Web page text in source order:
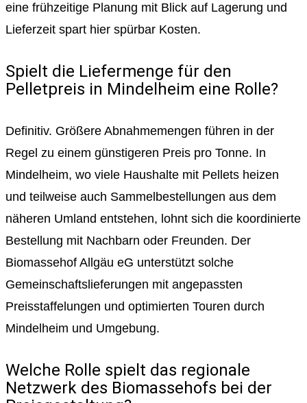
eine frühzeitige Planung mit Blick auf Lagerung und
Lieferzeit spart hier spürbar Kosten.
Spielt die Liefermenge für den
Pelletpreis in Mindelheim eine Rolle?
Definitiv. Größere Abnahmemengen führen in der
Regel zu einem günstigeren Preis pro Tonne. In
Mindelheim, wo viele Haushalte mit Pellets heizen
und teilweise auch Sammelbestellungen aus dem
näheren Umland entstehen, lohnt sich die koordinierte
Bestellung mit Nachbarn oder Freunden. Der
Biomassehof Allgäu eG unterstützt solche
Gemeinschaftslieferungen mit angepassten
Preisstaffelungen und optimierten Touren durch
Mindelheim und Umgebung.
Welche Rolle spielt das regionale
Netzwerk des Biomassehofs bei der